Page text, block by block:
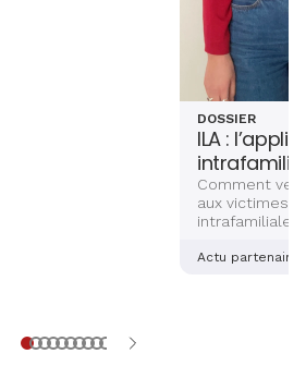
DOSSIER
ILA :
Comment
aux victimes
alsaciennes
Actu partenaire